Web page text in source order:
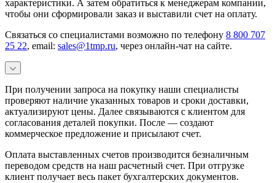
характеристики. А затем обратиться к менеджерам компании,
чтобы они сформировали заказ и выставили счет на оплату.
Связаться со специалистами возможно по телефону 8 800 707
25 22, email: sales@1tmp.ru, через онлайн-чат на сайте.
При получении запроса на покупку наши специалисты
проверяют наличие указанных товаров и сроки доставки,
актуализируют цены. Далее связываются с клиентом для
согласования деталей покупки. После — создают
коммерческое предложение и присылают счет.
Оплата выставленных счетов производится безналичным
переводом средств на наш расчетный счет. При отгрузке
клиент получает весь пакет бухгалтерских документов.